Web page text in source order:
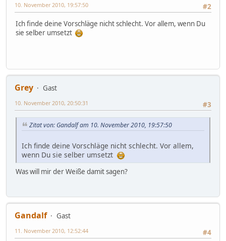
#2
10. November 2010, 19:57:50
Ich finde deine Vorschläge nicht schlecht. Vor allem, wenn Du
sie selber umsetzt
Grey
Gast
#3
10. November 2010, 20:50:31
Zitat von: Gandalf am 10. November 2010, 19:57:50
Ich finde deine Vorschläge nicht schlecht. Vor allem,
wenn Du sie selber umsetzt
Was will mir der Weiße damit sagen?
Gandalf
Gast
#4
11. November 2010, 12:52:44